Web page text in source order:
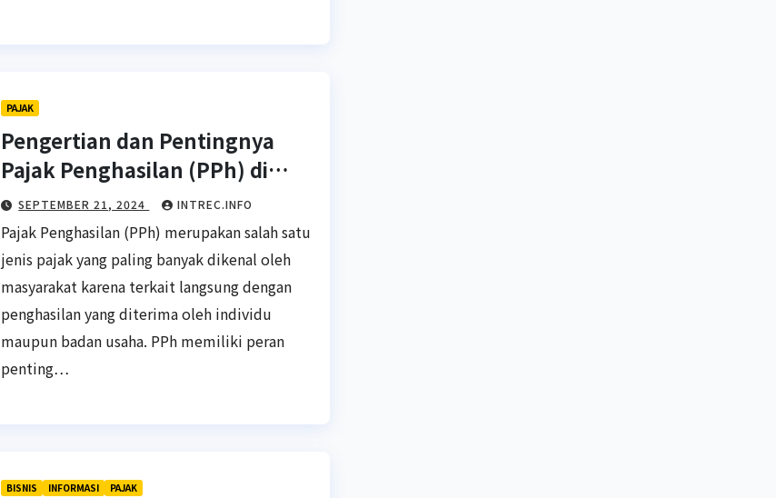
PAJAK
Pengertian dan Pentingnya
Pajak Penghasilan (PPh) di
Indonesia
SEPTEMBER 21, 2024 INTREC.INFO
Pajak Penghasilan (PPh) merupakan salah satu
jenis pajak yang paling banyak dikenal oleh
masyarakat karena terkait langsung dengan
penghasilan yang diterima oleh individu
maupun badan usaha. PPh memiliki peran
penting…
BISNIS INFORMASI PAJAK